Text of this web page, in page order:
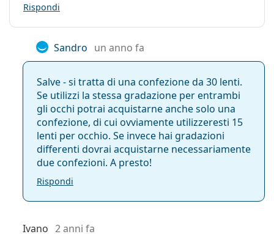
Rispondi
Sandro un anno fa
Salve - si tratta di una confezione da 30 lenti.
Se utilizzi la stessa gradazione per entrambi
gli occhi potrai acquistarne anche solo una
confezione, di cui ovviamente utilizzeresti 15
lenti per occhio. Se invece hai gradazioni
differenti dovrai acquistarne necessariamente
due confezioni. A presto!
Rispondi
Ivano 2 anni fa